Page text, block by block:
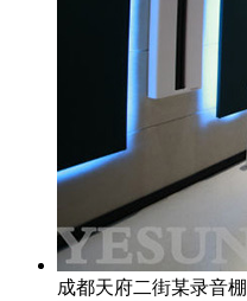
成都天府二街某录音棚